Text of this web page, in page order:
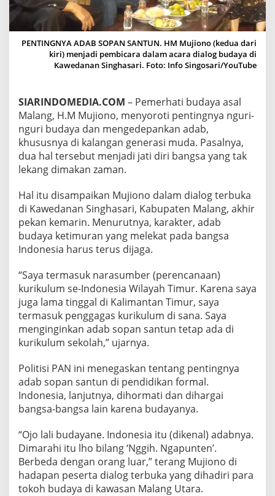
D
A
B
S
O
P
A
A
N
T
U
N
M
U
K
D
I
K
U
I
K
U
L
U
M
E
O
L
A
PENTINGNYA ADAB SOPAN SANTUN. HM Mujiono (kedua dari
kiri) menjadi pembicara dalam acara dialog budaya di
Kawedanan Singhasari. Foto: Info Singosari/YouTube
SIARINDOMEDIA.COM – Pemerhati budaya asal
Malang, H.M Mujiono, menyoroti pentingnya nguri-
nguri budaya dan mengedepankan adab,
khususnya di kalangan generasi muda. Pasalnya,
dua hal tersebut menjadi jati diri bangsa yang tak
lekang dimakan zaman.
Hal itu disampaikan Mujiono dalam dialog terbuka
di Kawedanan Singhasari, Kabupaten Malang, akhir
pekan kemarin. Menurutnya, karakter, adab
budaya ketimuran yang melekat pada bangsa
Indonesia harus terus dijaga.
“Saya termasuk narasumber (perencanaan)
kurikulum se-Indonesia Wilayah Timur. Karena saya
juga lama tinggal di Kalimantan Timur, saya
termasuk penggagas kurikulum di sana. Saya
menginginkan adab sopan santun tetap ada di
kurikulum sekolah,” ujarnya.
Politisi PAN ini menegaskan tentang pentingnya
adab sopan santun di pendidikan formal.
Indonesia, lanjutnya, dihormati dan dihargai
bangsa-bangsa lain karena budayanya.
“Ojo lali budayane. Indonesia itu (dikenal) adabnya.
Dimarahi itu lho bilang ‘Nggih. Ngapunten’.
Berbeda dengan orang luar,” terang Mujiono di
hadapan peserta dialog terbuka yang dihadiri para
tokoh budaya di kawasan Malang Utara.